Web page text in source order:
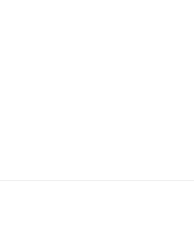
HANDBIKEN TIJDENS SIMAC